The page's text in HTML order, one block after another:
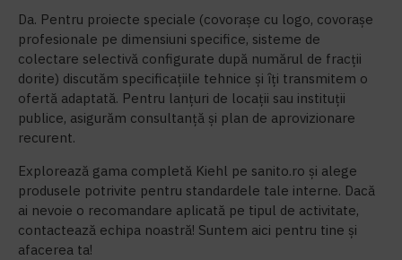
Da. Pentru proiecte speciale (covorașe cu logo, covorașe
profesionale pe dimensiuni specifice, sisteme de
colectare selectivă configurate după numărul de fracții
dorite) discutăm specificațiile tehnice și îți transmitem o
ofertă adaptată. Pentru lanțuri de locații sau instituții
publice, asigurăm consultanță și plan de aprovizionare
recurent.
Explorează gama completă Kiehl pe sanito.ro și alege
produsele potrivite pentru standardele tale interne. Dacă
ai nevoie o recomandare aplicată pe tipul de activitate,
contactează echipa noastră! Suntem aici pentru tine și
afacerea ta!